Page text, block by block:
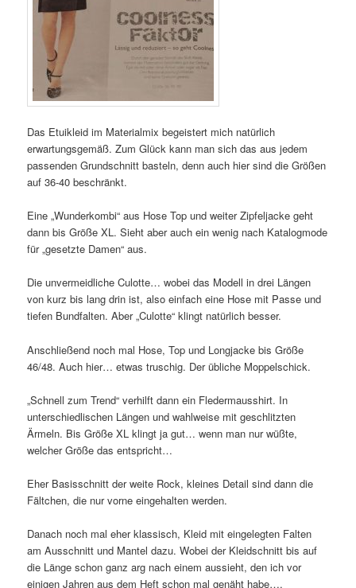
Das Etuikleid im Materialmix begeistert mich natürlich
erwartungsgemäß. Zum Glück kann man sich das aus jedem
passenden Grundschnitt basteln, denn auch hier sind die Größen
auf 36-40 beschränkt.
Eine „Wunderkombi“ aus Hose Top und weiter Zipfeljacke geht
dann bis Größe XL. Sieht aber auch ein wenig nach Katalogmode
für „gesetzte Damen“ aus.
Die unvermeidliche Culotte… wobei das Modell in drei Längen
von kurz bis lang drin ist, also einfach eine Hose mit Passe und
tiefen Bundfalten. Aber „Culotte“ klingt natürlich besser.
Anschließend noch mal Hose, Top und Longjacke bis Größe
46/48. Auch hier… etwas truschig. Der übliche Moppelschick.
„Schnell zum Trend“ verhilft dann ein Fledermausshirt. In
unterschiedlischen Längen und wahlweise mit geschlitzten
Ärmeln. Bis Größe XL klingt ja gut… wenn man nur wüßte,
welcher Größe das entspricht…
Eher Basisschnitt der weite Rock, kleines Detail sind dann die
Fältchen, die nur vorne eingehalten werden.
Danach noch mal eher klassisch, Kleid mit eingelegten Falten
am Ausschnitt und Mantel dazu. Wobei der Kleidschnitt bis auf
die Länge schon ganz arg nach einem aussieht, den ich vor
einigen Jahren aus dem Heft schon mal genäht habe….